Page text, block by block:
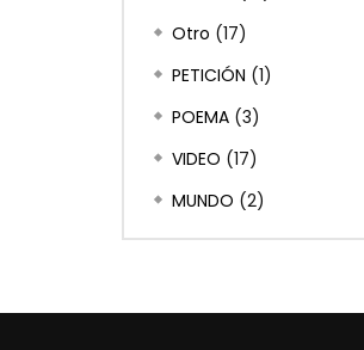
Otro (17)
PETICIÓN (1)
POEMA (3)
VIDEO (17)
MUNDO (2)